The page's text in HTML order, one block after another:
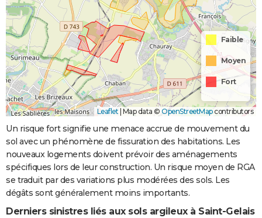
Faible
Moyen
Fort
Leaflet Map data © OpenStreetMapcontributors
Un risque fort signifie une menace accrue de mouvement du
sol avec un phénomène de fissuration des habitations. Les
nouveaux logements doivent prévoir des aménagements
spécifiques lors de leur construction. Un risque moyen de RGA
se traduit par des variations plus modérées des sols. Les
dégâts sont généralement moins importants.
Derniers sinistres liés aux sols argileux à Saint-Gelais